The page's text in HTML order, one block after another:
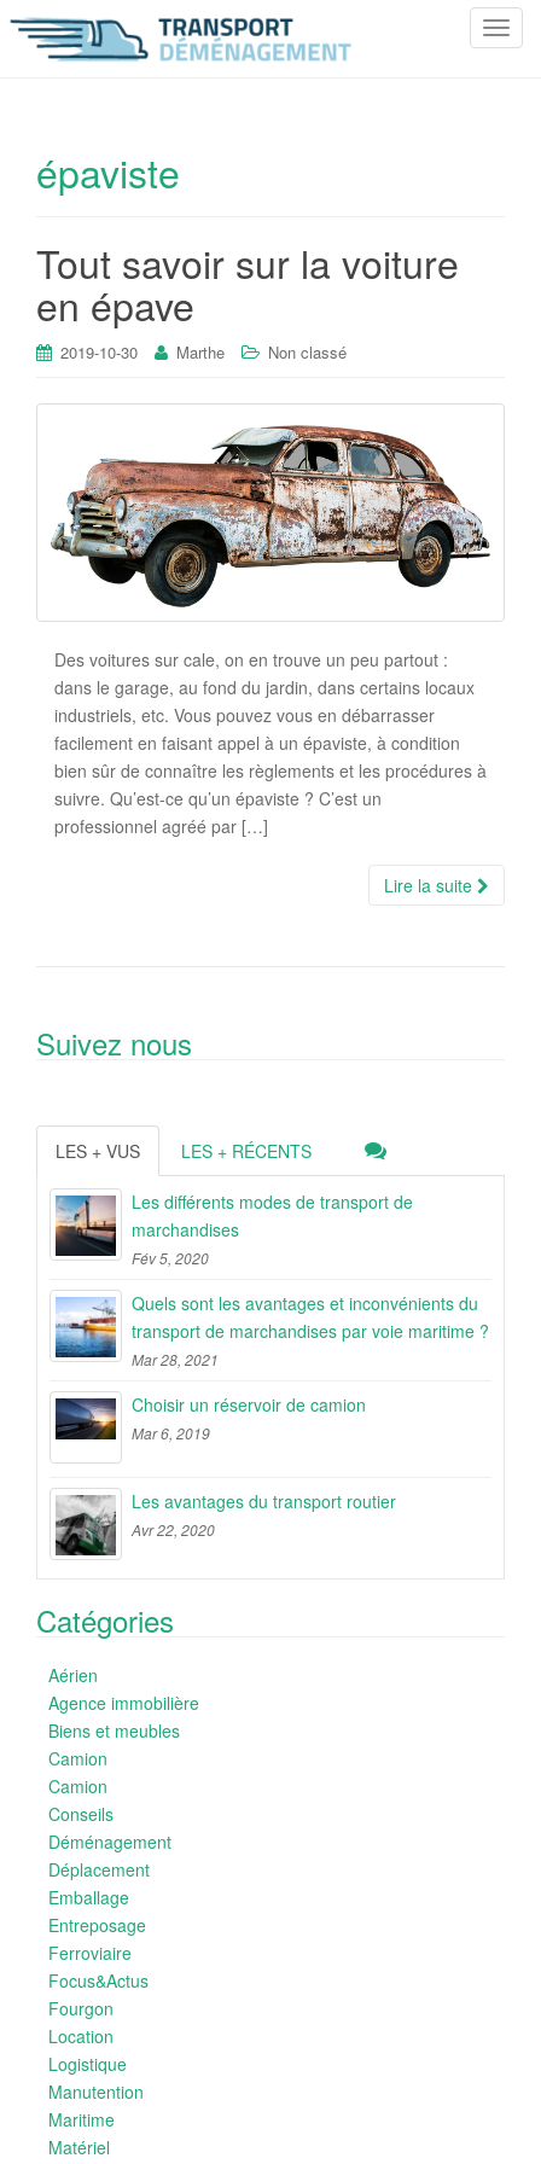
T
épaviste
Tout savoir sur la voiture
en épave
2019-10-30 Marthe Non classé
Des voitures sur cale, on en trouve un peu partout :
dans le garage, au fond du jardin, dans certains locaux
industriels, etc. Vous pouvez vous en débarrasser
facilement en faisant appel à un épaviste, à condition
bien sûr de connaître les règlements et les procédures à
suivre. Qu’est-ce qu’un épaviste ? C’est un
professionnel agréé par […]
Lire la suite
Suivez nous
LES + VUS LES + RÉCENTS
Les différents modes de transport de
marchandises
Fév 5, 2020
Quels sont les avantages et inconvénients du
transport de marchandises par voie maritime ?
Mar 28, 2021
Choisir un réservoir de camion
Mar 6, 2019
Les avantages du transport routier
Avr 22, 2020
Catégories
Aérien
Agence immobilière
Biens et meubles
Camion
Camion
Conseils
Déménagement
Déplacement
Emballage
Entreposage
Ferroviaire
Focus&Actus
Fourgon
Location
Logistique
Manutention
Maritime
Matériel